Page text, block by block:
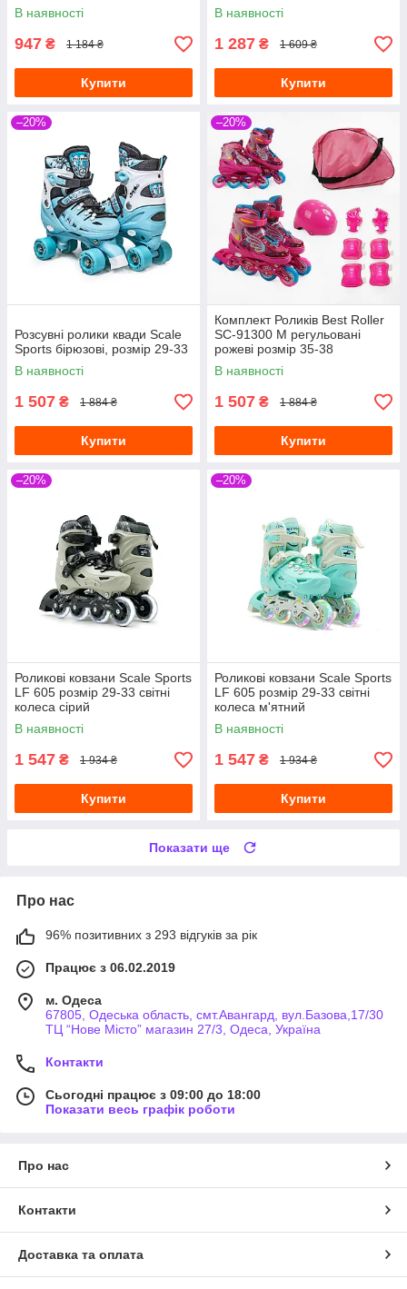
В наявності
947 ₴ 1 184 ₴
Купити
В наявності
1 287 ₴ 1 609 ₴
Купити
–20%
Розсувні ролики квади Scale
Sports бірюзові, розмір 29-33
В наявності
1 507 ₴ 1 884 ₴
Купити
–20%
Комплект Роликів Best Roller
SC-91300 М регульовані
рожеві розмір 35-38
В наявності
1 507 ₴ 1 884 ₴
Купити
–20%
Роликові ковзани Scale Sports
LF 605 розмір 29-33 світні
колеса сірий
В наявності
1 547 ₴ 1 934 ₴
Купити
–20%
Роликові ковзани Scale Sports
LF 605 розмір 29-33 світні
колеса м'ятний
В наявності
1 547 ₴ 1 934 ₴
Купити
Показати ще
Про нас
96% позитивних з 293 відгуків за рік
Працює з 06.02.2019
м. Одеса
67805, Одеська область, смт.Авангард, вул.Базова,17/30
ТЦ “Нове Місто” магазин 27/3, Одеса, Україна
Контакти
Сьогодні працює з 09:00 до 18:00
Показати весь графік роботи
Про нас
Контакти
Доставка та оплата